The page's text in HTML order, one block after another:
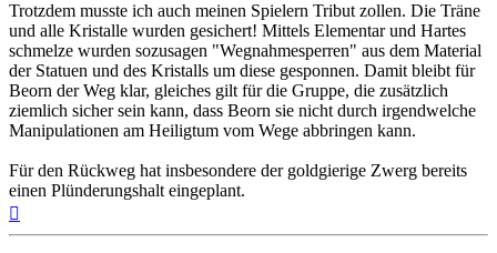
Trotzdem musste ich auch meinen Spielern Tribut zollen. Die Träne
und alle Kristalle wurden gesichert! Mittels Elementar und Hartes
schmelze wurden sozusagen "Wegnahmesperren" aus dem Material
der Statuen und des Kristalls um diese gesponnen. Damit bleibt für
Beorn der Weg klar, gleiches gilt für die Gruppe, die zusätzlich
ziemlich sicher sein kann, dass Beorn sie nicht durch irgendwelche
Manipulationen am Heiligtum vom Wege abbringen kann.
Für den Rückweg hat insbesondere der goldgierige Zwerg bereits
einen Plünderungshalt eingeplant.